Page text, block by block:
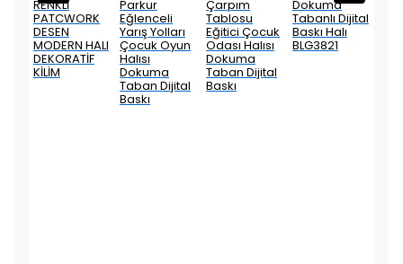
RENKLİ
PATCWORK
DESEN
MODERN HALI
DEKORATİF
KİLİM
Parkur
Eğlenceli
Yarış Yolları
Çocuk Oyun
Halısı
Dokuma
Taban Dijital
Baskı
Çarpım
Tablosu
Eğitici Çocuk
Odası Halısı
Dokuma
Taban Dijital
Baskı
Dokuma
Tabanlı Dijital
Baskı Halı
BLG3821